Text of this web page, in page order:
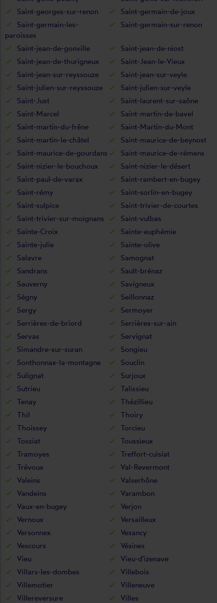
Saint-georges-sur-renon
Saint-germain-de-joux
Saint-germain-les-
paroisses
Saint-germain-sur-renon
Saint-jean-de-gonville
Saint-jean-de-niost
Saint-jean-de-thurigneux
Saint-Jean-le-Vieux
Saint-jean-sur-reyssouze
Saint-jean-sur-veyle
Saint-julien-sur-reyssouze
Saint-julien-sur-veyle
Saint-Just
Saint-laurent-sur-saône
Saint-Marcel
Saint-martin-de-bavel
Saint-martin-du-frêne
Saint-Martin-du-Mont
Saint-martin-le-châtel
Saint-maurice-de-beynost
Saint-maurice-de-gourdans
Saint-maurice-de-rémens
Saint-nizier-le-bouchoux
Saint-nizier-le-désert
Saint-paul-de-varax
Saint-rambert-en-bugey
Saint-rémy
Saint-sorlin-en-bugey
Saint-sulpice
Saint-trivier-de-courtes
Saint-trivier-sur-moignans
Saint-vulbas
Sainte-Croix
Sainte-euphémie
Sainte-julie
Sainte-olive
Salavre
Samognat
Sandrans
Sault-brénaz
Sauverny
Savigneux
Ségny
Seillonnaz
Sergy
Sermoyer
Serrières-de-briord
Serrières-sur-ain
Servas
Servignat
Simandre-sur-suran
Songieu
Sonthonnax-la-montagne
Souclin
Sulignat
Surjoux
Sutrieu
Talissieu
Tenay
Thézillieu
Thil
Thoiry
Thoissey
Torcieu
Tossiat
Toussieux
Tramoyes
Treffort-cuisiat
Trévoux
Val-Revermont
Valeins
Valserhône
Vandeins
Varambon
Vaux-en-bugey
Verjon
Vernoux
Versailleux
Versonnex
Vesancy
Vescours
Vésines
Vieu
Vieu-d'izenave
Villars-les-dombes
Villebois
Villemotier
Villeneuve
Villereversure
Villes